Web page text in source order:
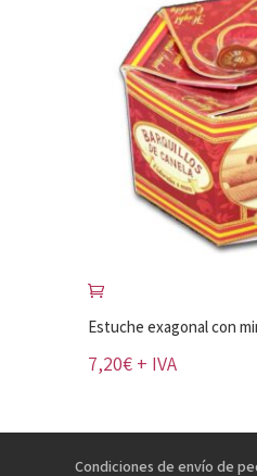
Estuche exagonal con
7,20€ + IVA
Condiciones de envío de